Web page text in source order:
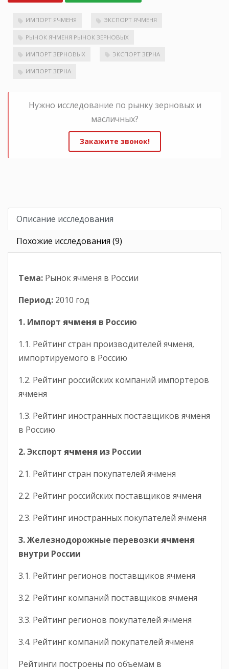
ИМПОРТ ЯЧМЕНЯ ЭКСПОРТ ЯЧМЕНЯ
РЫНОК ЯЧМЕНЯ РЫНОК ЗЕРНОВЫХ
ИМПОРТ ЗЕРНОВЫХ ЭКСПОРТ ЗЕРНА
ИМПОРТ ЗЕРНА
Нужно исследование по рынку зерновых и
масличных?
Закажите звонок!
Описание исследования
Похожие исследования (9)
Тема: Рынок ячменя в России
Период: 2010 год
1. Импорт ячменя в Россию
1.1. Рейтинг стран производителей ячменя,
импортируемого в Россию
1.2. Рейтинг российских компаний импортеров
ячменя
1.3. Рейтинг иностранных поставщиков ячменя
в Россию
2. Экспорт ячменя из России
2.1. Рейтинг стран покупателей ячменя
2.2. Рейтинг российских поставщиков ячменя
2.3. Рейтинг иностранных покупателей ячменя
3. Железнодорожные перевозки ячменя
внутри России
3.1. Рейтинг регионов поставщиков ячменя
3.2. Рейтинг компаний поставщиков ячменя
3.3. Рейтинг регионов покупателей ячменя
3.4. Рейтинг компаний покупателей ячменя
Рейтинги построены по объемам в